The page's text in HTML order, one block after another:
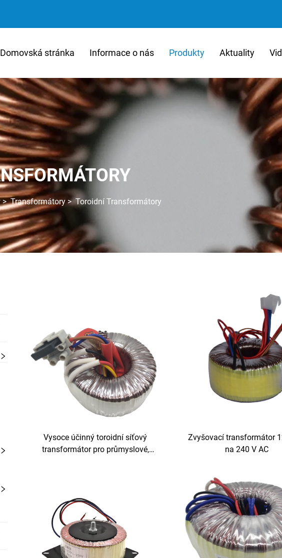
Domovská stránka Informace o nás Produkty Aktuality
>Transformátory >Toroidní Transformátory
Vysoce účinný toroidní síťový
transformátor pro průmyslové,
Zvyšovací transformátor
na 240 V AC